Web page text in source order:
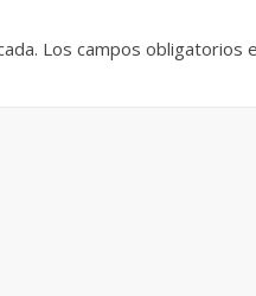
Los campos obligatorios